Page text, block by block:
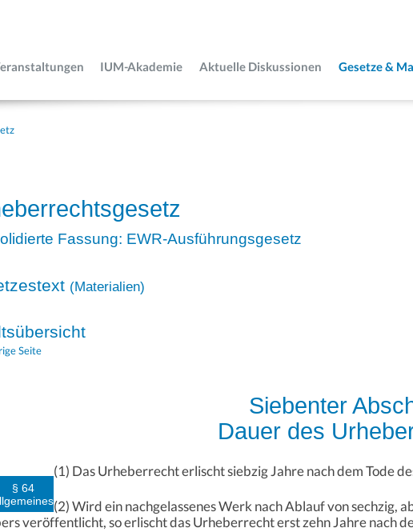
IUM-Akademie Aktuelle Diskussionen Gesetze &
Fassung: EWR-Ausführungsgesetz
(Materialien)
Seite
Siebenter
Dauer des
§ 64
(1) Das Urheberrecht erlischt siebzig Jahre nach dem Tode
(2) Wird ein nachgelassenes Werk nach Ablauf von sechzig,
veröffentlicht, so erlischt das Urheberrecht erst zehn Jahre nach